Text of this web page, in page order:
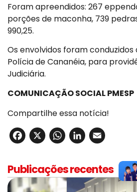
Foram apreendidos: 267
porções de maconha, 739
990,25.
Os envolvidos foram conduzidos
Polícia de Cananéia, para
Judiciária.
COMUNICAÇÃO SOCIAL PMESP
Compartilhe essa notícia!
Facebook
X WhatsApp
LinkedIn
Publicações recentes